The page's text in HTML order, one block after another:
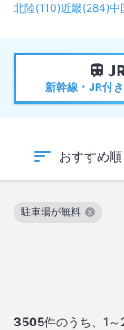
北陸(110)近畿(284)中
新幹線・JR付
おすすめ順
3505件のうち、 1～
駐車場が無料
この絞り込み条件を解除